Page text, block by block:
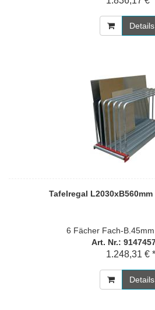
Details
Tafelregal
6 Fächer Fach-
Art. Nr.:
1.248,31 € *
Details